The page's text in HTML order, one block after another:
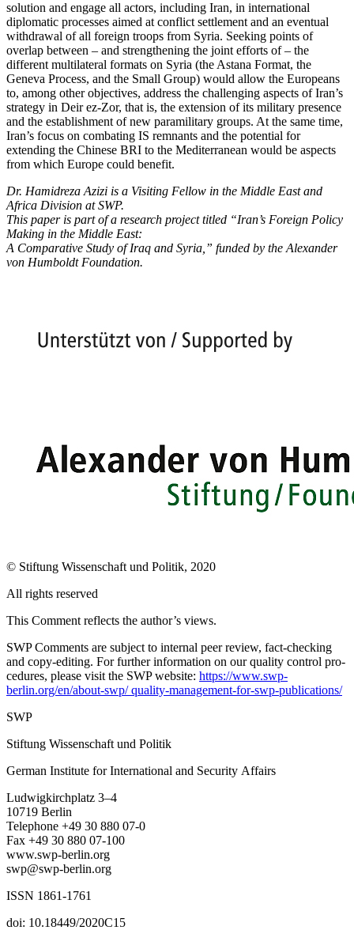
solution and engage all actors, including Iran, in international
diplomatic processes aimed at conflict settlement and an eventual
withdrawal of all foreign troops from Syria. Seeking points of
overlap be­tween – and strengthening the joint efforts of – the
different multilateral formats on Syria (the Astana Format, the
Geneva Pro­cess, and the Small Group) would allow the Europeans
to, among other objectives, address the challenging aspects of Iran’s
strategy in Deir ez-Zor, that is, the extension of its military presence
and the estab­lishment of new paramilitary groups. At the same time,
Iran’s focus on combating IS remnants and the potential for
extending the Chinese BRI to the Mediterranean would be aspects
from which Europe could benefit.
Dr. Hamidreza Azizi is a Visiting Fellow in the Middle East and
Africa Division at SWP.
This paper is part of a research project titled “Iran’s Foreign Policy
Making in the Middle East:
A Comparative Study of Iraq and Syria,” funded by the Alexander
von Humboldt Foundation.
© Stiftung Wissenschaft und Politik, 2020
All rights reserved
This Comment reflects the author’s views.
SWP Comments are subject to internal peer review, fact-checking
and copy-editing. For further information on our quality control pro­
cedures, please visit the SWP website: https://www.swp-
berlin.org/en/about-swp/ quality-management-for-swp-publications/
SWP
Stiftung Wissenschaft und Politik
German Institute for International and Security Affairs
Ludwigkirchplatz 3–4
10719 Berlin
Telephone +49 30 880 07-0
Fax +49 30 880 07-100
www.swp-berlin.org
swp@swp-berlin.org
ISSN 1861-1761
doi: 10.18449/2020C15